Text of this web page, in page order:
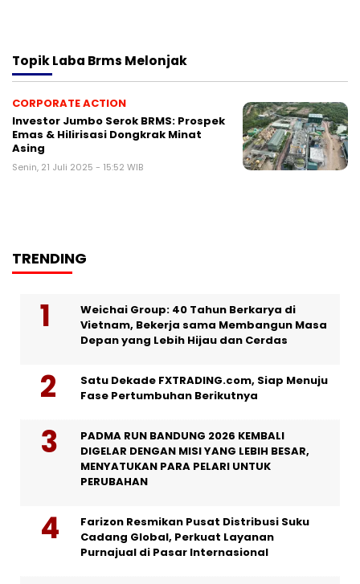
TopikLaba Brms Melonjak
CORPORATE ACTION
Investor Jumbo Serok BRMS: Prospek
Emas & Hilirisasi Dongkrak Minat
Asing
Senin, 21 Juli 2025 - 15:52 WIB
TRENDING
Weichai Group: 40 Tahun Berkarya di
Vietnam, Bekerja sama Membangun Masa
Depan yang Lebih Hijau dan Cerdas
Satu Dekade FXTRADING.com, Siap Menuju
Fase Pertumbuhan Berikutnya
PADMA RUN BANDUNG 2026 KEMBALI
DIGELAR DENGAN MISI YANG LEBIH BESAR,
MENYATUKAN PARA PELARI UNTUK
PERUBAHAN
Farizon Resmikan Pusat Distribusi Suku
Cadang Global, Perkuat Layanan
Purnajual di Pasar Internasional